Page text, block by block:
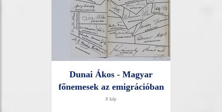
Dunai Ákos - Magyar
főnemesek az emigrációban
8 kép